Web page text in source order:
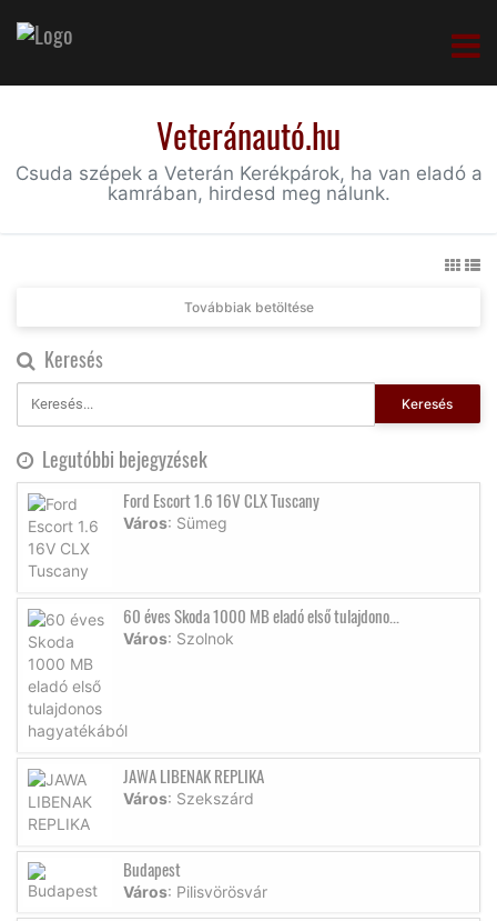
Veteránautó.hu
Csuda szépek a Veterán Kerékpárok, ha van eladó a
kamrában, hirdesd meg nálunk.
Továbbiak betöltése
Keresés
Keresés
Legutóbbi bejegyzések
Ford Escort 1.6 16V CLX Tuscany
Város: Sümeg
60 éves Skoda 1000 MB eladó első tulajdono...
Város: Szolnok
JAWA LIBENAK REPLIKA
Város: Szekszárd
Budapest
Város: Pilisvörösvár